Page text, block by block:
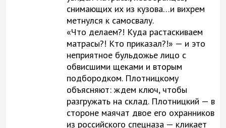
снимающих их из кузова…и вихрем
метнулся к самосвалу.
«Что делаем?! Куда растаскиваем
матрасы?! Кто приказал?!» — и это
неприятное бульдожье лицо с
обвисшими щеками и вторым
подбородком. Плотницкому
объясняют: ждем ключ, чтобы
разгружать на склад. Плотницкий — в
стороне маячат двое его охранников
из российского спецназа — кликает